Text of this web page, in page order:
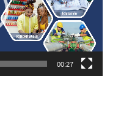
00:27